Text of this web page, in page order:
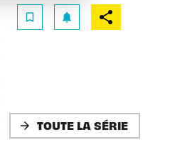
bookmark_border notifications
arrow_forward TOUTE LA SÉRIE